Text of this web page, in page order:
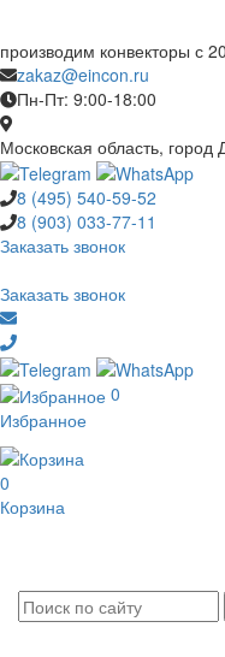
производим конвекторы с
zakaz@eincon.ru
Пн-Пт: 9:00-18:00
Московская область,
8 (495) 540-59-52
8 (903) 033-77-11
Заказать звонок
Заказать звонок
0
Избранное
0
Корзина